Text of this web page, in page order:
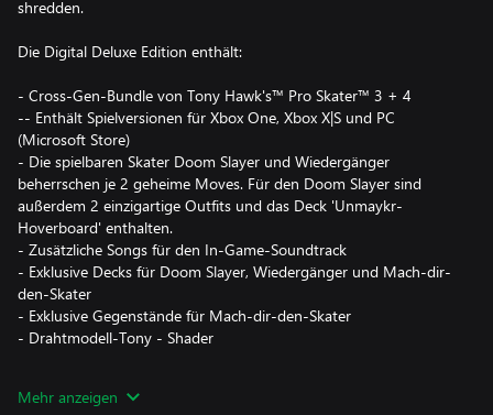
shredden.
Die Digital Deluxe Edition enthält:
- Cross-Gen-Bundle von Tony Hawk's™ Pro Skater™ 3 + 4
-- Enthält Spielversionen für Xbox One, Xbox X|S und PC
(Microsoft Store)
- Die spielbaren Skater Doom Slayer und Wiedergänger
beherrschen je 2 geheime Moves. Für den Doom Slayer sind
außerdem 2 einzigartige Outfits und das Deck 'Unmaykr-
Hoverboard' enthalten.
- Zusätzliche Songs für den In-Game-Soundtrack
- Exklusive Decks für Doom Slayer, Wiedergänger und Mach-dir-
den-Skater
- Exklusive Gegenstände für Mach-dir-den-Skater
- Drahtmodell-Tony - Shader
Spielereihe ihr Comeback. Alles, was du an diesen Spielen so
Mehr anzeigen